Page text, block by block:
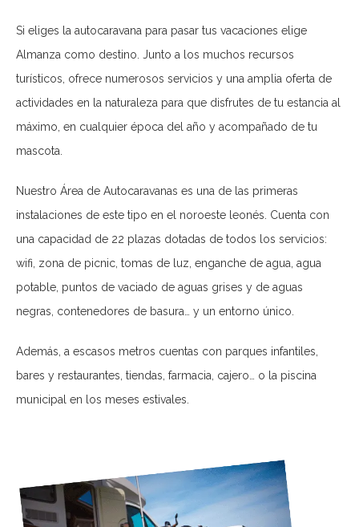
Si eliges la autocaravana para pasar tus vacaciones elige
Almanza como destino. Junto a los muchos recursos
turísticos, ofrece numerosos servicios y una amplia oferta de
actividades en la naturaleza para que disfrutes de tu estancia al
máximo, en cualquier época del año y acompañado de tu
mascota.
Nuestro Área de Autocaravanas es una de las primeras
instalaciones de este tipo en el noroeste leonés. Cuenta con
una capacidad de 22 plazas dotadas de todos los servicios:
wifi, zona de picnic, tomas de luz, enganche de agua, agua
potable, puntos de vaciado de aguas grises y de aguas
negras, contenedores de basura… y un entorno único.
Además, a escasos metros cuentas con parques infantiles,
bares y restaurantes, tiendas, farmacia, cajero… o la piscina
municipal en los meses estivales.